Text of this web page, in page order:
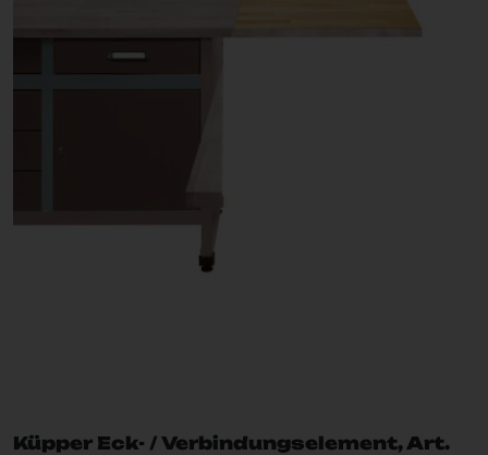
Küpper Eck- / Verbindungselement, Art.